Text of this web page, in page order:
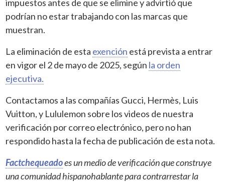
impuestos antes de que se elimine y advirtió que
podrían no estar trabajando con las marcas que
muestran.
La eliminación de esta exención está prevista a entrar
en vigor el 2 de mayo de 2025, según la orden
ejecutiva.
Contactamos a las compañías Gucci, Hermès, Luis
Vuitton, y Lululemon sobre los videos de nuestra
verificación por correo electrónico, pero no han
respondido hasta la fecha de publicación de esta nota.
Factchequeadoes un medio de verificación que construye
una comunidad hispanohablante para contrarrestar la